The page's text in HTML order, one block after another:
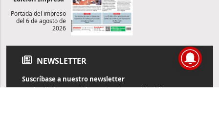
Portada del impreso
del 6 de agosto de
2026
NEWSLETTER
Suscríbase a nuestro newsletter
Reciba diariamente información de actualidad directamente en